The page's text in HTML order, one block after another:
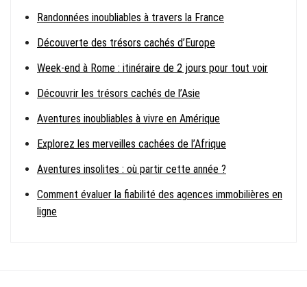
Randonnées inoubliables à travers la France
Découverte des trésors cachés d’Europe
Week-end à Rome : itinéraire de 2 jours pour tout voir
Découvrir les trésors cachés de l’Asie
Aventures inoubliables à vivre en Amérique
Explorez les merveilles cachées de l’Afrique
Aventures insolites : où partir cette année ?
Comment évaluer la fiabilité des agences immobilières en
ligne